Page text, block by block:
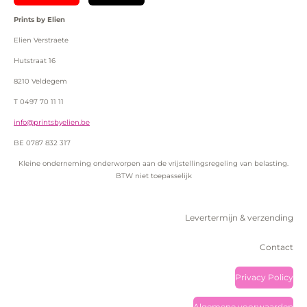
Prints by Elien
Elien Verstraete
Hutstraat 16
8210 Veldegem
T 0497 70 11 11
info@printsbyelien.be
BE 0787 832 317
Kleine onderneming onderworpen aan de vrijstellingsregeling van belasting.
BTW niet toepasselijk
Levertermijn & verzending
Contact
Privacy Policy